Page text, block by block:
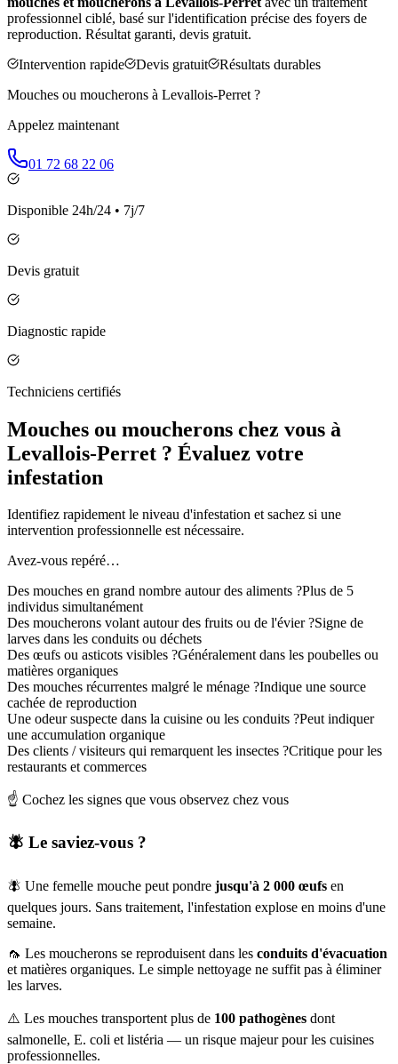
professionnel ciblé, basé sur l'identification précise des foyers de
reproduction. Résultat garanti, devis gratuit.
Intervention rapide
Devis gratuit
Résultats durables
Mouches ou moucherons à Levallois-Perret ?
Appelez maintenant
01 72 68 22 06
Disponible 24h/24 • 7j/7
Devis gratuit
Diagnostic rapide
Techniciens certifiés
Mouches ou moucherons chez vous à
Levallois-Perret ? Évaluez votre
infestation
Identifiez rapidement le niveau d'infestation et sachez si une
intervention professionnelle est nécessaire.
Avez-vous repéré…
Des mouches en grand nombre autour des aliments ?Plus de 5
individus simultanément
Des moucherons volant autour des fruits ou de l'évier ?Signe de
larves dans les conduits ou déchets
Des œufs ou asticots visibles ?Généralement dans les poubelles ou
matières organiques
Des mouches récurrentes malgré le ménage ?Indique une source
cachée de reproduction
Une odeur suspecte dans la cuisine ou les conduits ?Peut indiquer
une accumulation organique
Des clients / visiteurs qui remarquent les insectes ?Critique pour les
restaurants et commerces
☝️ Cochez les signes que vous observez chez vous
🪰 Le saviez-vous ?
🪰 Une femelle mouche peut pondre jusqu'à 2 000 œufs en
quelques jours. Sans traitement, l'infestation explose en moins d'une
semaine.
🦟 Les moucherons se reproduisent dans les conduits d'évacuation
et matières organiques. Le simple nettoyage ne suffit pas à éliminer
les larves.
⚠️ Les mouches transportent plus de 100 pathogènes dont
salmonelle, E. coli et listéria — un risque majeur pour les cuisines
professionnelles.